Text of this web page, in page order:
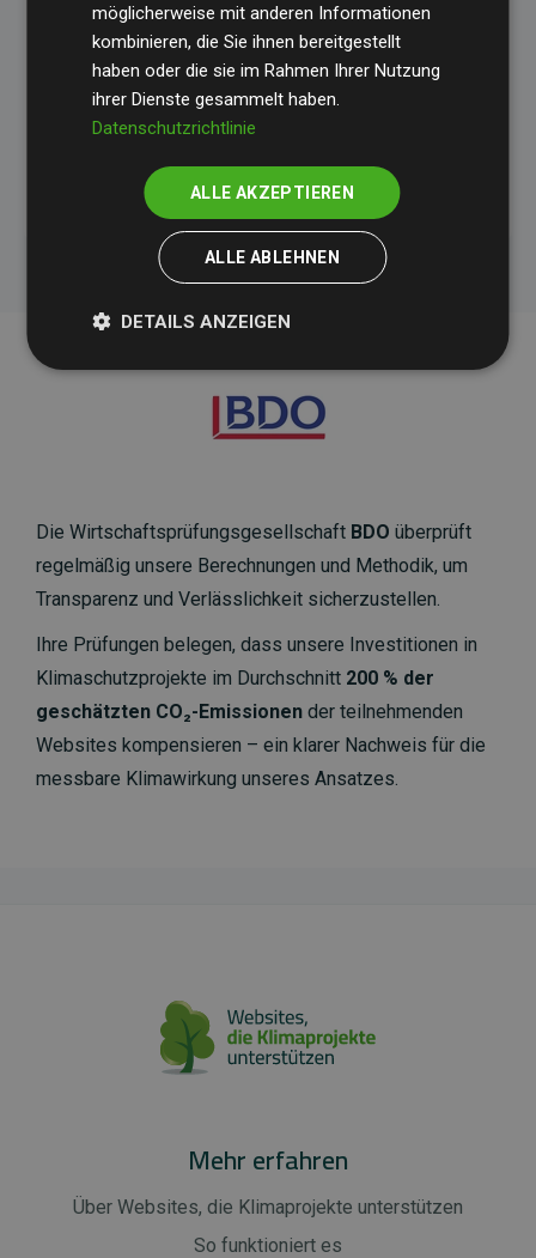
Sie hier.
Initiative Websites, die Klimaprojekte unterstützen
Die Wirtschaftsprüfungsgesellschaft BDO überprüft
regelmäßig unsere Berechnungen und Methodik, um
Transparenz und Verlässlichkeit sicherzustellen.
Ihre Prüfungen belegen, dass unsere Investitionen in
Klimaschutzprojekte im Durchschnitt 200 % der
geschätzten CO₂-Emissionen der teilnehmenden
Websites kompensieren – ein klarer Nachweis für die
messbare Klimawirkung unseres Ansatzes.
Mehr erfahren
Über Websites, die Klimaprojekte unterstützen
So funktioniert es
möglicherweise mit anderen Informationen
kombinieren, die Sie ihnen bereitgestellt
haben oder die sie im Rahmen Ihrer Nutzung
ihrer Dienste gesammelt haben.
Datenschutzrichtlinie
ALLE AKZEPTIEREN
ALLE ABLEHNEN
DETAILS ANZEIGEN